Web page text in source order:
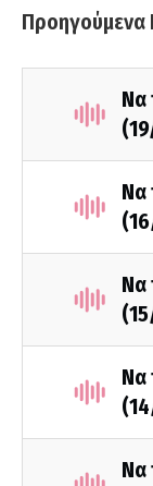
Προηγούμενα
Να
Να
Να
Να
Να